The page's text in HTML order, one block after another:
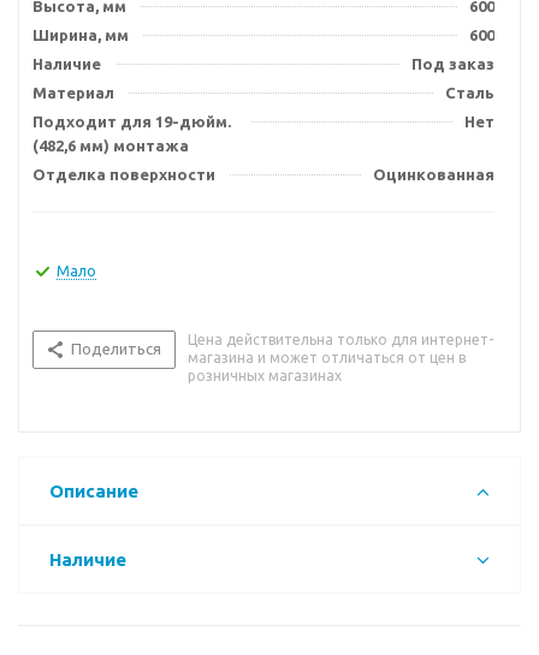
Высота, мм
600
Ширина, мм
600
Наличие
Под заказ
Материал
Сталь
Подходит для 19-дюйм.
(482,6 мм) монтажа
Нет
Отделка поверхности Оцинкованная
Мало
Поделиться
Цена действительна только для интернет-
магазина и может отличаться от цен в
розничных магазинах
Описание
Наличие